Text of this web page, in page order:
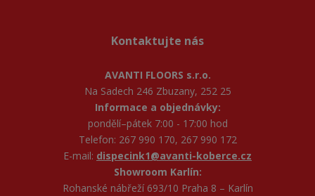
Kontaktujte nás
AVANTI FLOORS s.r.o.
Na Sadech 246 Zbuzany, 252 25
Informace a objednávky:
pondělí–pátek 7:00 - 17:00 hod
Telefon: 267 990 170, 267 990 172
E-mail: dispecink1@avanti-koberce.cz
Showroom Karlín:
Rohanské nábřeží 693/10 Praha 8 – Karlín